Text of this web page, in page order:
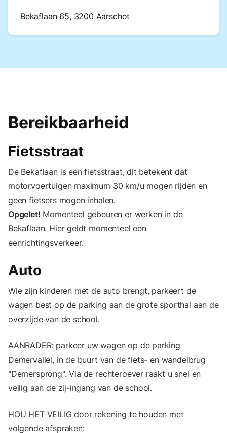
Bekaflaan 65, 3200 Aarschot
Bereikbaarheid
Fietsstraat
De Bekaflaan is een fietsstraat, dit betekent dat
motorvoertuigen maximum 30 km/u mogen rijden en
geen fietsers mogen inhalen.
Opgelet! Momenteel gebeuren er werken in de
Bekaflaan. Hier geldt momenteel een
eenrichtingsverkeer.
Auto
Wie zijn kinderen met de auto brengt, parkeert de
wagen best op de parking aan de grote sporthal aan de
overzijde van de school.
AANRADER: parkeer uw wagen op de parking
Demervallei, in de buurt van de fiets- en wandelbrug
"Demersprong". Via de rechteroever raakt u snel en
veilig aan de zij-ingang van de school.
HOU HET VEILIG door rekening te houden met
volgende afspraken: